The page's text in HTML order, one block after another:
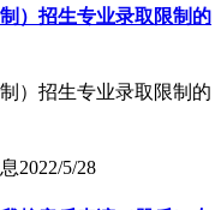
）招生专业录取限制的
）招生专业录取限制的
2022/5/28